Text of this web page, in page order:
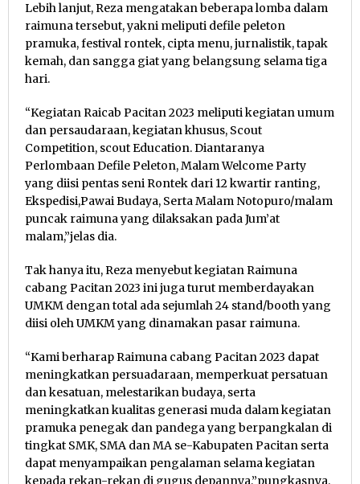
Lebih lanjut, Reza mengatakan beberapa lomba dalam
raimuna tersebut, yakni meliputi defile peleton
pramuka, festival rontek, cipta menu, jurnalistik, tapak
kemah, dan sangga giat yang belangsung selama tiga
hari.
“Kegiatan Raicab Pacitan 2023 meliputi kegiatan umum
dan persaudaraan, kegiatan khusus, Scout
Competition, scout Education. Diantaranya
Perlombaan Defile Peleton, Malam Welcome Party
yang diisi pentas seni Rontek dari 12 kwartir ranting,
Ekspedisi,Pawai Budaya, Serta Malam Notopuro/malam
puncak raimuna yang dilaksakan pada Jum’at
malam,”jelas dia.
Tak hanya itu, Reza menyebut kegiatan Raimuna
cabang Pacitan 2023 ini juga turut memberdayakan
UMKM dengan total ada sejumlah 24 stand/booth yang
diisi oleh UMKM yang dinamakan pasar raimuna.
“Kami berharap Raimuna cabang Pacitan 2023 dapat
meningkatkan persuadaraan, memperkuat persatuan
dan kesatuan, melestarikan budaya, serta
meningkatkan kualitas generasi muda dalam kegiatan
pramuka penegak dan pandega yang berpangkalan di
tingkat SMK, SMA dan MA se-Kabupaten Pacitan serta
dapat menyampaikan pengalaman selama kegiatan
kepada rekan-rekan di gugus depannya,”pungkasnya.